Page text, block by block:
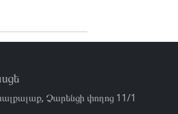
Չարենցի փողոց 11/1